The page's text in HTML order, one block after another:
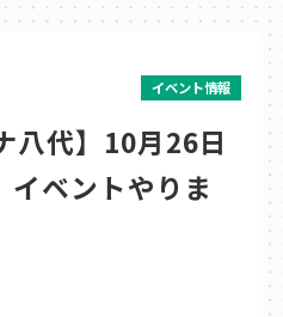
イベント情報
八代】10月26日
ベントやりま